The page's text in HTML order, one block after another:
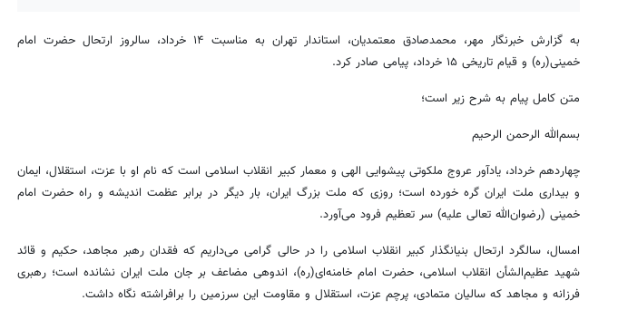
به گزارش خبرنگار مهر، محمدصادق معتمدیان، استاندار تهران به مناسبت ۱۴ خرداد، سالروز ارتحال حضرت امام
خمینی(ره) و قیام تاریخی ۱۵ خرداد، پیامی صادر کرد.
متن کامل پیام به شرح زیر است؛
بسم‌الله الرحمن الرحیم
چهاردهم خرداد، یادآور عروج ملکوتی پیشوایی الهی و معمار کبیر انقلاب اسلامی است که نام او با عزت، استقلال، ایمان
و بیداری ملت ایران گره خورده است؛ روزی که ملت بزرگ ایران، بار دیگر در برابر عظمت اندیشه و راه حضرت امام
خمینی (رضوان‌الله تعالی علیه) سر تعظیم فرود می‌آورد.
امسال، سالگرد ارتحال بنیانگذار کبیر انقلاب اسلامی را در حالی گرامی می‌داریم که فقدان رهبر مجاهد، حکیم و قائد
شهید عظیم‌الشأن انقلاب اسلامی، حضرت امام خامنه‌ای(ره)، اندوهی مضاعف بر جان ملت ایران نشانده است؛ رهبری
فرزانه و مجاهد که سالیان متمادی، پرچم عزت، استقلال و مقاومت این سرزمین را برافراشته نگاه داشت.